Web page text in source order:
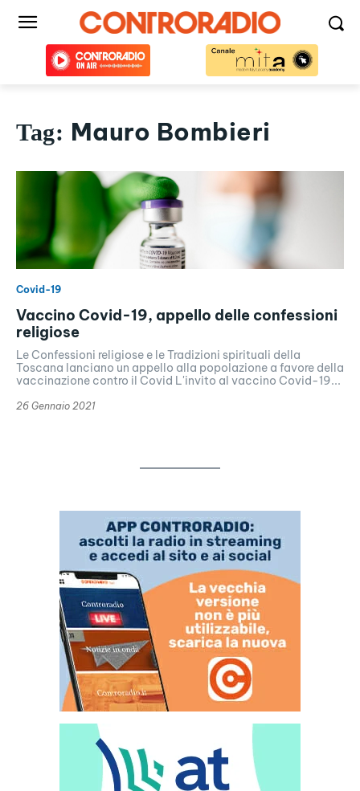
Tag: Mauro Bombieri
Covid-19
Vaccino Covid-19, appello delle confessioni
religiose
Le Confessioni religiose e le Tradizioni spirituali della
Toscana lanciano un appello alla popolazione a favore della
vaccinazione contro il Covid L'invito al vaccino Covid-19...
26 Gennaio 2021